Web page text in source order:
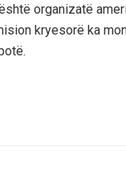
organizatë
kryesorë ka